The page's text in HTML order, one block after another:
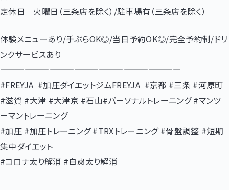
定休日 火曜日（三条店を除く）/駐車場有（三条店を除く）
体験メニューあり/手ぶらOK◎/当日予約OK◎/完全予約制/ドリ
ンクサービスあり
——————————————————————
#FREYJA #加圧ダイエットジムFREYJA #京都 #三条 #河原町
#滋賀 #大津 #大津京 #石山#パーソナルトレーニング #マンツ
ーマントレーニング
#加圧 #加圧トレーニング #TRXトレーニング #骨盤調整 #短期
集中ダイエット
#コロナ太り解消 #自粛太り解消